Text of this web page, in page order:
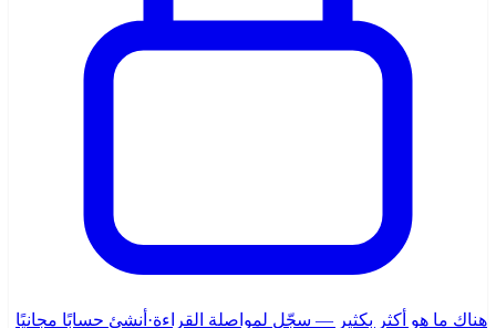
هناك ما هو أكثر بكثير — سجّل لمواصلة القراءة· أنشئ حسابًا مجانيًا